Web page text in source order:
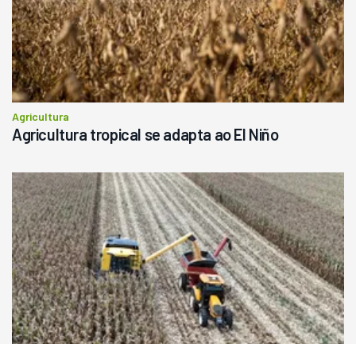
Consultar
Agricultura
Agricultura tropical se adapta ao El Niño